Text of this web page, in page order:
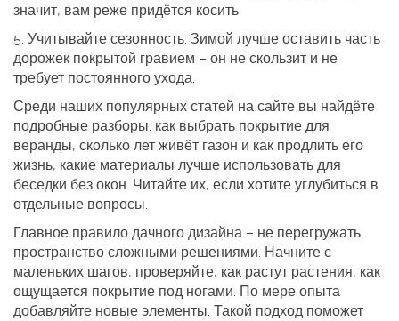
значит, вам реже придётся косить.
5. Учитывайте сезонность. Зимой лучше оставить часть
дорожек покрытой гравием – он не скользит и не
требует постоянного ухода.
Среди наших популярных статей на сайте вы найдёте
подробные разборы: как выбрать покрытие для
веранды, сколько лет живёт газон и как продлить его
жизнь, какие материалы лучше использовать для
беседки без окон. Читайте их, если хотите углубиться в
отдельные вопросы.
Главное правило дачного дизайна – не перегружать
пространство сложными решениями. Начните с
маленьких шагов, проверяйте, как растут растения, как
ощущается покрытие под ногами. По мере опыта
добавляйте новые элементы. Такой подход поможет